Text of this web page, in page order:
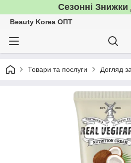
Сезонні Знижки
Beauty Korea ОПТ
Товари та послуги Догляд